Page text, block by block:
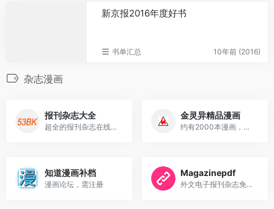
新京报2016年度好书
书单汇总 10年前 (2016)
杂志漫画
报刊杂志大全
超全的报刊杂志在线阅读
金灵异精品漫画
约有2000本漫画，还有一些电...
知道漫画补档
漫画论坛，需注册
Magazinepdf
外文电子报刊杂志免费下载